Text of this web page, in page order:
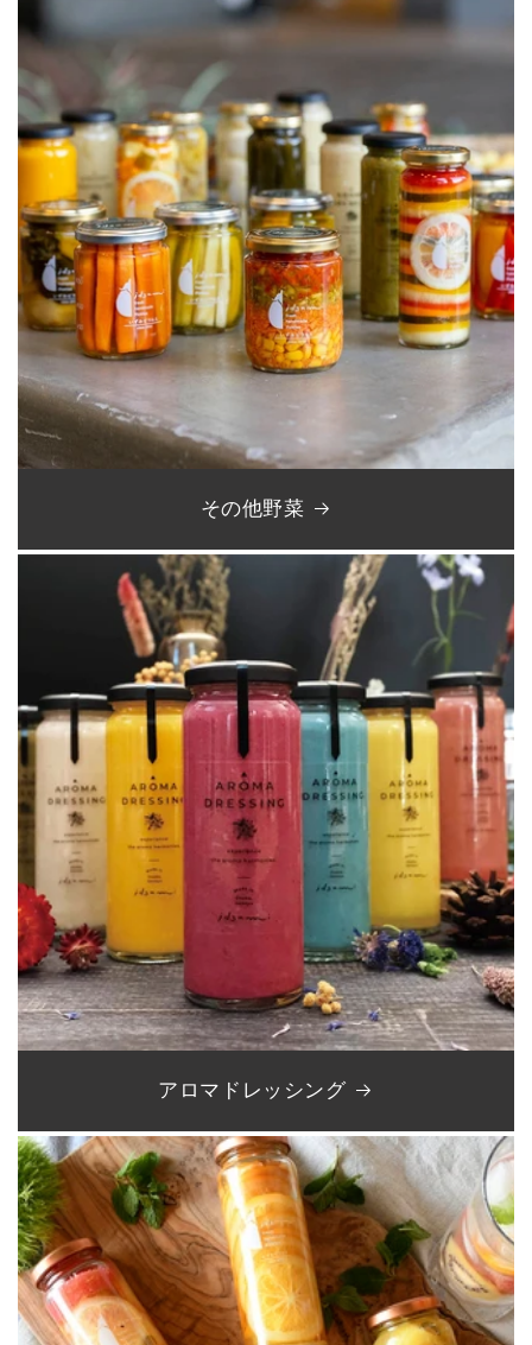
その他野菜
アロマドレッシング